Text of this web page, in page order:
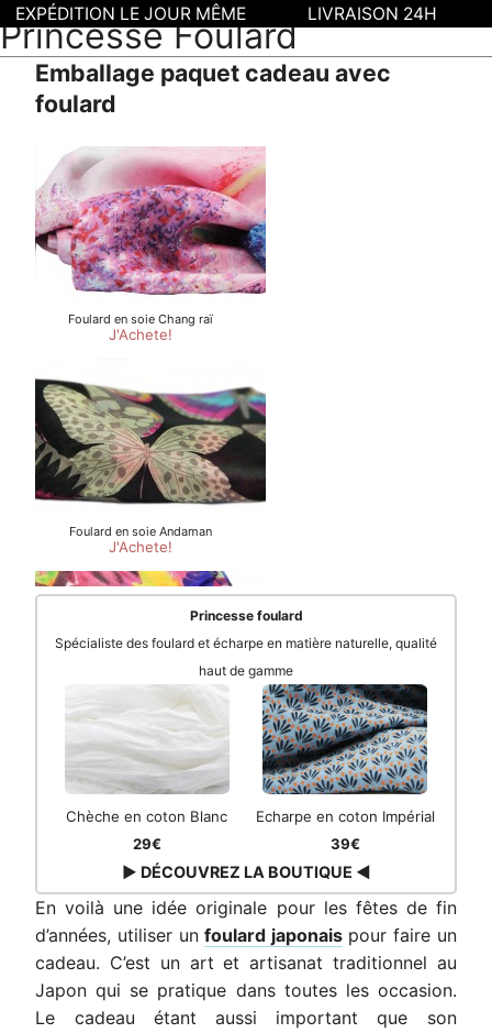
Princesse Foulard
Emballage paquet cadeau avec
foulard
Princesse foulard
Spécialiste des foulard et écharpe en matière naturelle, qualité
haut de gamme
Chèche en coton Blanc
29€
Echarpe en coton Impérial
39€
▶ DÉCOUVREZ LA BOUTIQUE ◀
En voilà une idée originale pour les fêtes de fin
d’années, utiliser unfoulard japonaispour faire un
cadeau. C’est un art et artisanat traditionnel au
Japon qui se pratique dans toutes les occasion.
Le cadeau étant aussi important que son
EXPÉDITION LE JOUR MÊME LIVRAISON 24H